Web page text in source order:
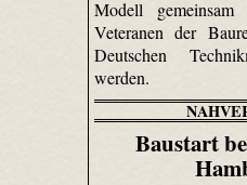
Modell
Veteranen der
Deutschen
werden.
Baustart